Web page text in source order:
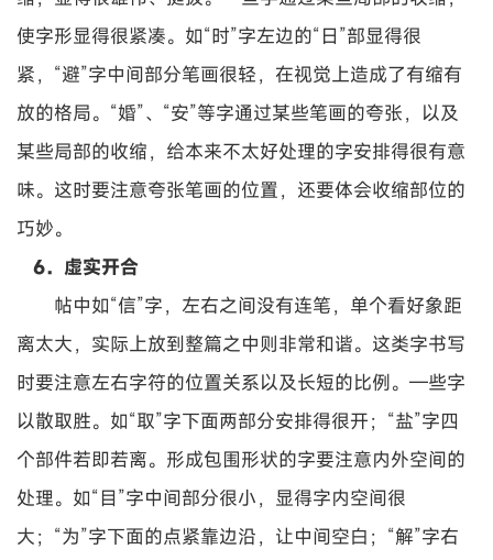
使字形显得很紧凑。如“时”字左边的“日”部显得很
紧，“避”字中间部分笔画很轻，在视觉上造成了有缩有
放的格局。“婚”、“安”等字通过某些笔画的夸张，以及
某些局部的收缩，给本来不太好处理的字安排得很有意
味。这时要注意夸张笔画的位置，还要体会收缩部位的
巧妙。
6．虚实开合
帖中如“信”字，左右之间没有连笔，单个看好象距
离太大，实际上放到整篇之中则非常和谐。这类字书写
时要注意左右字符的位置关系以及长短的比例。—些字
以散取胜。如“取”字下面两部分安排得很开；“盐”字四
个部件若即若离。形成包围形状的字要注意内外空间的
处理。如“目”字中间部分很小，显得字内空间很
大；“为”字下面的点紧靠边沿，让中间空白；“解”字右